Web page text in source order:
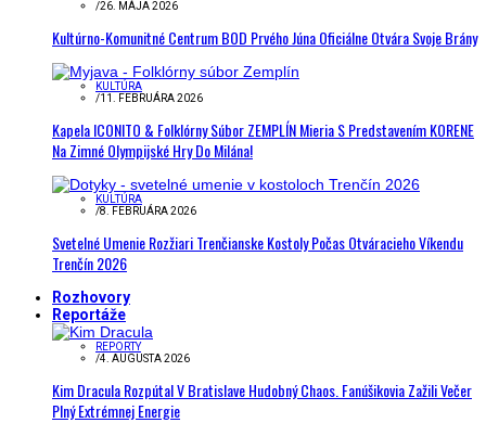
/26. MÁJA 2026
Kultúrno-Komunitné Centrum BOD Prvého Júna Oficiálne Otvára Svoje Brány
KULTÚRA
/11. FEBRUÁRA 2026
Kapela ICONITO & Folklórny Súbor ZEMPLÍN Mieria S Predstavením KORENE
Na Zimné Olympijské Hry Do Milána!
KULTÚRA
/8. FEBRUÁRA 2026
Svetelné Umenie Rozžiari Trenčianske Kostoly Počas Otváracieho Víkendu
Trenčín 2026
Rozhovory
Reportáže
REPORTY
/4. AUGUSTA 2026
Kim Dracula Rozpútal V Bratislave Hudobný Chaos. Fanúšikovia Zažili Večer
Plný Extrémnej Energie